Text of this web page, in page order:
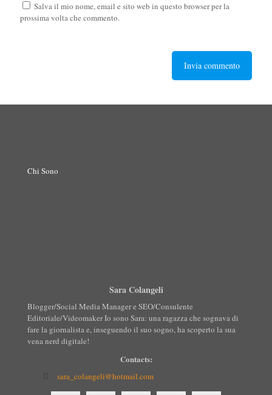
Salva il mio nome, email e sito web in questo browser per la
prossima volta che commento.
Chi Sono
Sara Colangeli
Blogger/Social Media Manager e SEO/Consulente
Editoriale/Videomaker Io sono Sara: una ragazza che sognava di
fare la giornalista e, inseguendo il suo sogno, ha scoperto la sua
vena nerd digitale!
Contacts:
sara_colangeli@hotmail.com